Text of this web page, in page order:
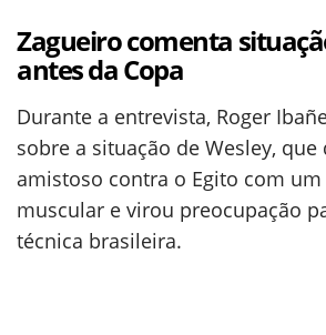
Zagueiro comenta
antes da Copa
Durante a entrevista, Roger
sobre a situação de Wesley, que
amistoso contra o Egito com
muscular e virou preocupação
técnica brasileira.